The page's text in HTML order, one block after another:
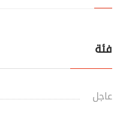
فئة
عاجل